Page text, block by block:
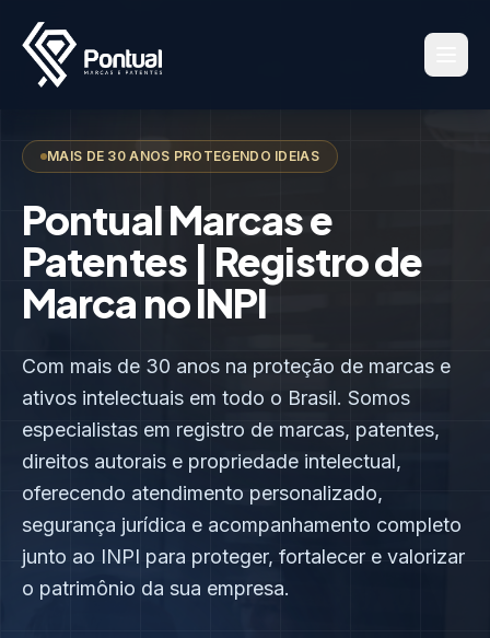
MAIS DE 30 ANOS PROTEGENDO IDEIAS
Pontual Marcas e
Patentes | Registro de
Marca no INPI
Com mais de 30 anos na proteção de marcas e
ativos intelectuais em todo o Brasil. Somos
especialistas em registro de marcas, patentes,
direitos autorais e propriedade intelectual,
oferecendo atendimento personalizado,
segurança jurídica e acompanhamento completo
junto ao INPI para proteger, fortalecer e valorizar
o patrimônio da sua empresa.